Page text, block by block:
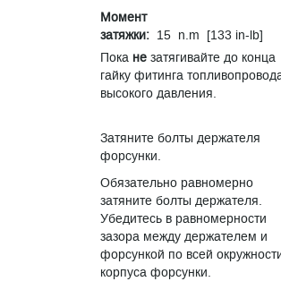
Момент
затяжки: 15 n.m [133 in-lb]
Пока не затягивайте до конца
гайку фитинга
высокого давления.
Затяните болты держателя
форсунки.
Обязательно равномерно
затяните болты держателя.
Убедитесь в равномерности
зазора между держателем и
форсункой по всей
корпуса форсунки.